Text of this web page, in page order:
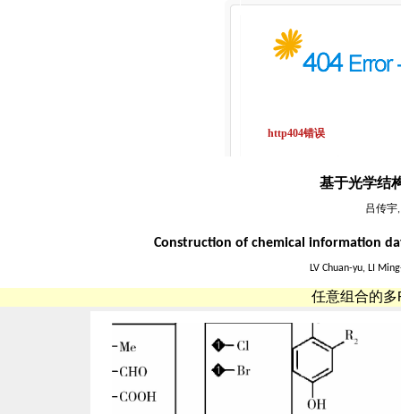
基于光学结
吕传宇
Construction of chemical information
LV Chuan-yu, LI
任意组合的